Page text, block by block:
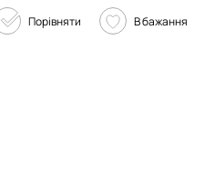
Порівняти В бажання